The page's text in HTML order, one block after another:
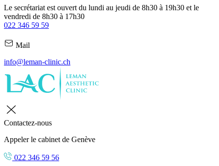
Le secrétariat est ouvert du lundi au jeudi de 8h30 à 19h30 et le
vendredi de 8h30 à 17h30
022 346 59 59
Mail
info@leman-clinic.ch
Contactez-nous
Appeler le cabinet de Genève
022 346 59 56